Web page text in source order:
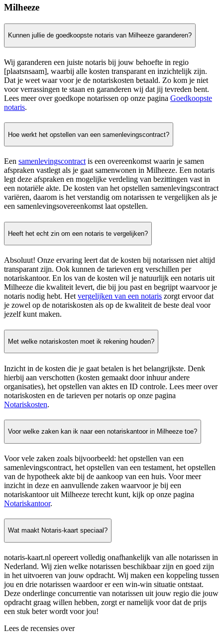
Milheeze
Kunnen jullie de goedkoopste notaris van Milheeze garanderen?
Wij garanderen een juiste notaris bij jouw behoefte in regio
[plaatsnsaam], waarbij alle kosten transparant en inzichtelijk zijn.
Dat je weet waar voor je de notariskosten betaald. Zo kom je niet
voor verrassingen te staan en garanderen wij dat jij tevreden bent.
Lees meer over goedkope notarissen op onze pagina Goedkoopste
notaris.
Hoe werkt het opstellen van een samenlevingscontract?
Een samenlevingscontract is een overeenkomst waarin je samen
afspraken vastlegt als je gaat samenwonen in Milheeze. Een notaris
legt deze afspraken en mogelijke verdeling van bezittingen vast in
een notariële akte. De kosten van het opstellen samenlevingscontract
variëren, daarom is het verstandig om notarissen te vergelijken als je
een samenlevingsovereenkomst laat opstellen.
Heeft het echt zin om een notaris te vergelijken?
Absoluut! Onze ervaring leert dat de kosten bij notarissen niet altijd
transparant zijn. Ook kunnen de tarieven erg verschillen per
notariskantoor. En los van de kosten wil je natuurlijk een notaris uit
Milheeze die kwaliteit levert, die bij jou past en begrijpt waarvoor je
notaris nodig hebt. Hetvergelijken van een notaris zorgt ervoor dat
je zowel op de notariskosten als op de kwaliteit de beste deal voor
jezelf kunt maken.
Met welke notariskosten moet ik rekening houden?
Inzicht in de kosten die je gaat betalen is het belangrijkste. Denk
hierbij aan verschotten (kosten gemaakt door inhuur andere
organisaties), het opstellen van aktes en ID controle. Lees meer over
notariskosten en de tarieven per notaris op onze pagina
Notariskosten.
Voor welke zaken kan ik naar een notariskantoor in Milheeze toe?
Voor vele zaken zoals bijvoorbeeld: het opstellen van een
samenlevingscontract, het opstellen van een testament, het opstellen
van de hypotheek akte bij de aankoop van een huis. Voor meer
inzicht in deze en aanvullende zaken waarvoor je bij een
notariskantoor uit Milheeze terecht kunt, kijk op onze pagina
Notariskantoor.
Wat maakt Notaris-kaart speciaal?
notaris-kaart.nl opereert volledig onafhankelijk van alle notarissen in
Nederland. Wij zien welke notarissen beschikbaar zijn en goed zijn
in het uitvoeren van jouw opdracht. Wij maken een koppeling tussen
jou en drie notarissen waardoor er een win-win situatie ontstaat.
Deze onderlinge concurrentie van notarissen uit jouw regio die jouw
opdracht graag willen hebben, zorgt er namelijk voor dat de prijs
een stuk beter wordt voor jou!
Lees de recensies over